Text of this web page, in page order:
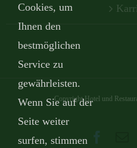
Copyright Hotel und
Cookies, um
Ihnen den
bestmöglichen
Service zu
gewährleisten.
Wenn Sie auf der
Seite weiter
surfen, stimmen